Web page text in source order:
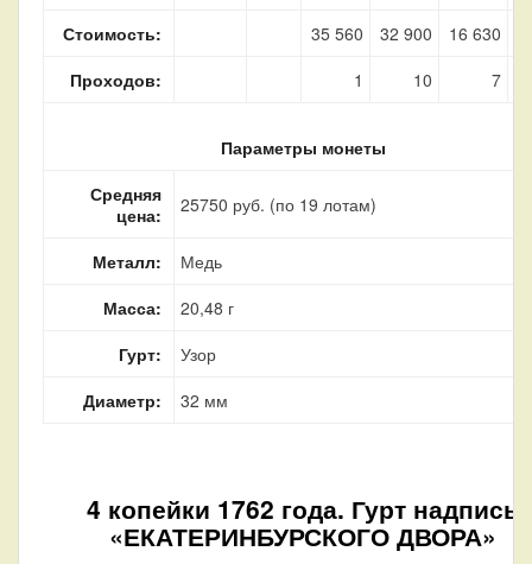
Стоимость:
35 560 32 900
16 630
Проходов:
1 10 7
Параметры монеты
Средняя
цена:
25750 руб. (по 19 лотам)
Металл:
Медь
Масса:
20,48 г
Гурт:
Узор
Диаметр:
32 мм
4 копейки 1762 года. Гурт надпись
«ЕКАТЕРИНБУРСКОГО ДВОРА»